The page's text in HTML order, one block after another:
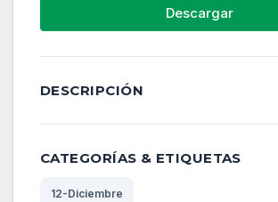
Descargar
DESCRIPCIÓN
CATEGORÍAS & ETIQUETAS
12-Diciembre